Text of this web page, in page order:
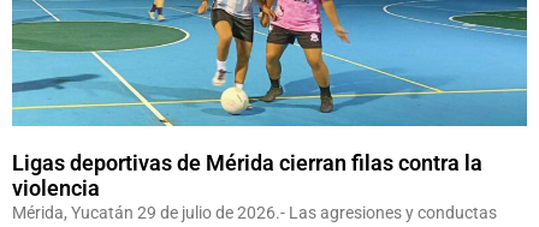
Ligas deportivas de Mérida cierran filas contra la
violencia
Mérida, Yucatán 29 de julio de 2026.- Las agresiones y conductas